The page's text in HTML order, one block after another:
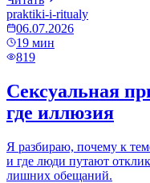
praktiki-i-ritualy
06.07.2026
19 мин
819
Сексуальная
где иллюзия
Я разбираю, почему к
и где люди путают
лишних обещаний.